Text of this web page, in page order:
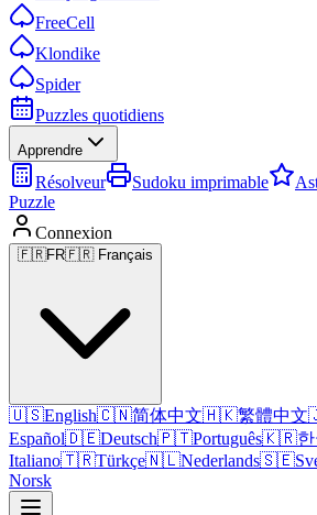
FreeCell
Klondike
Spider
Puzzles quotidiens
Apprendre
Résolveur Sudoku imprimable
Puzzle
Connexion
🇫🇷FR🇫🇷 Français
🇺🇸English🇨🇳简体中文🇭🇰繁體中文
Español🇩🇪Deutsch🇵🇹Português🇰🇷
Italiano🇹🇷Türkçe🇳🇱Nederlands🇸🇪
Norsk